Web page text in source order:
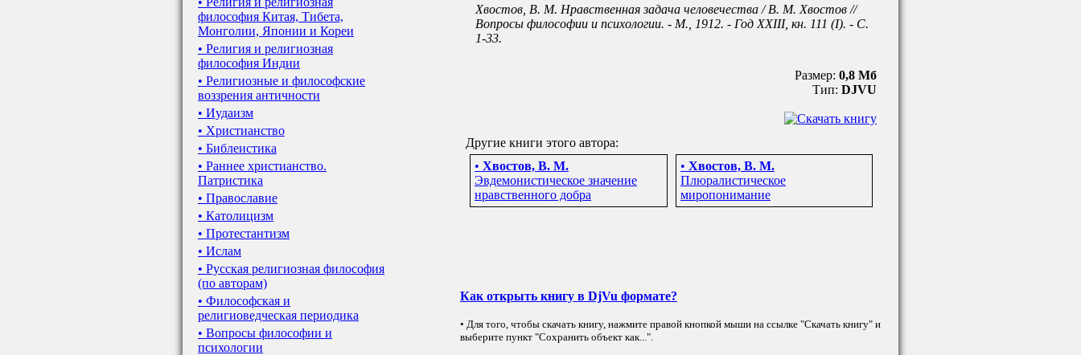
философия Китая, Тибета,
Монголии, Японии и Кореи
• Религия и религиозная
философия Индии
• Религиозные и философские
воззрения античности
• Иудаизм
• Христианство
• Библеистика
• Раннее христианство.
Патристика
• Православие
• Католицизм
• Протестантизм
• Ислам
• Русская религиозная философия
(по авторам)
• Философская и
религиоведческая периодика
• Вопросы философии и
психологии
Хвостов, В. М. Нравственная задача человечества / В. М. Хвостов //
Вопросы философии и психологии. - М., 1912. - Год XXIII, кн. 111 (I). - С.
1-33.
Размер: 0,8 Мб
Тип: DJVU
Другие книги этого автора:
• Хвостов, В. М.
Эвдемонистическое значение
нравственного добра
• Хвостов, В. М.
Плюралистическое
миропонимание
Как открыть книгу в DjVu формате?
• Для того, чтобы скачать книгу, нажмите правой кнопкой мыши на ссылке "Скачать книгу" и
выберите пункт "Сохранить объект как...".